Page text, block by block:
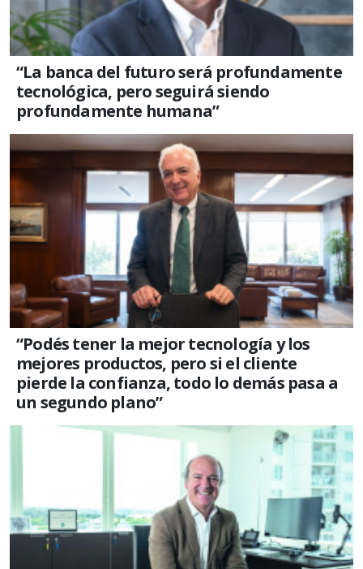
“La banca del futuro será profundamente
tecnológica, pero seguirá siendo
profundamente humana”
“Podés tener la mejor tecnología y los
mejores productos, pero si el cliente
pierde la confianza, todo lo demás pasa a
un segundo plano”